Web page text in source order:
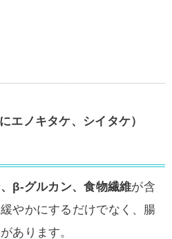
エノキタケ、シイタケ）
β-グルカン、食物繊維が含
やかにするだけでなく、腸
あります。